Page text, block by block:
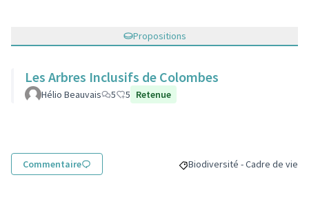
Propositions
Les Arbres Inclusifs de Colombes
Hélio Beauvais 5 5 Retenue
Commentaire Filtrer les résultats pour le
Biodiversité - Cadre de vie